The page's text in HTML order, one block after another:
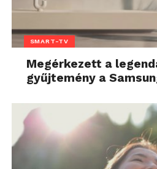
SMART-TV
Megérkezett a
gyűjtemény a